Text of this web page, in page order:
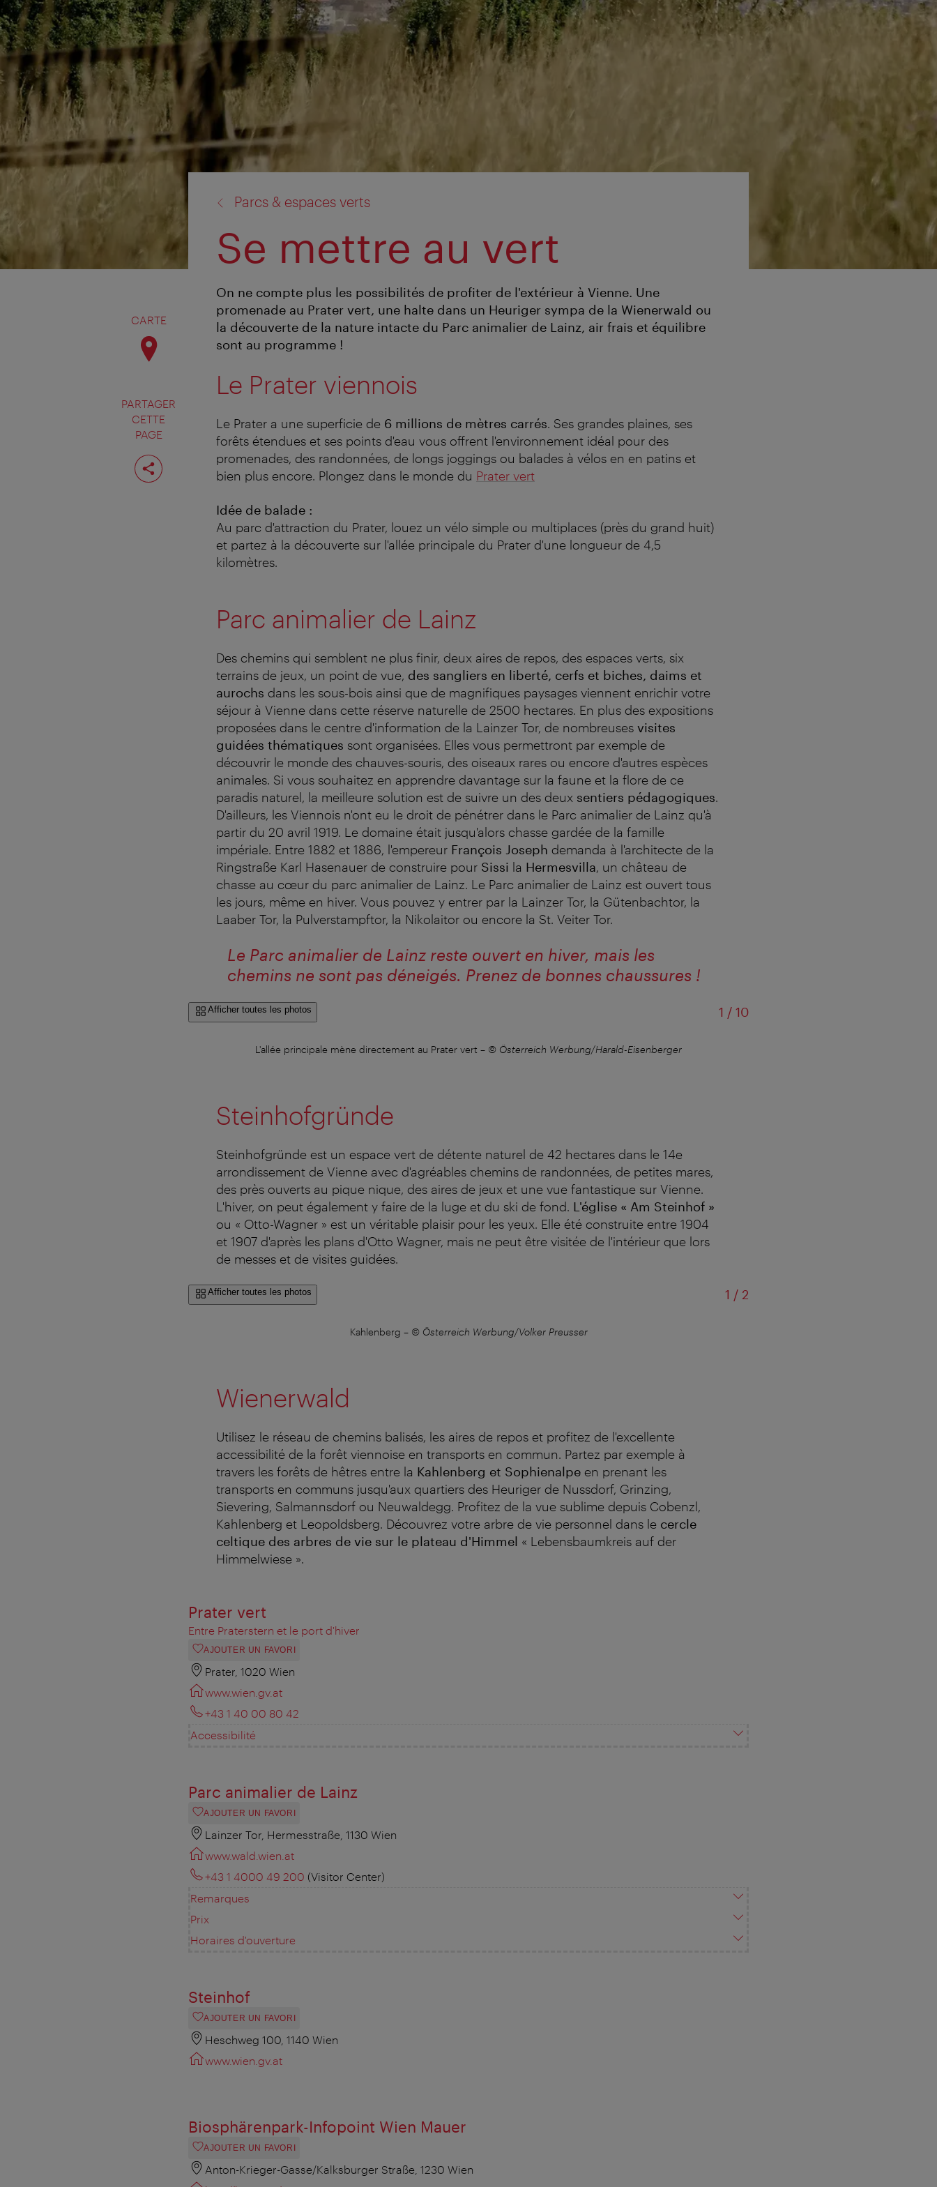
CARTE
PARTAGER
CETTE
PAGE
Partager
cette
page
Parcs & espaces verts
Se mettre au vert
On ne compte plus les possibilités de profiter de l'extérieur à Vienne. Une
promenade au Prater vert, une halte dans un Heuriger sympa de la Wienerwald ou
la découverte de la nature intacte du Parc animalier de Lainz, air frais et équilibre
sont au programme !
Le Prater viennois
Le Prater a une superficie de 6 millions de mètres carrés. Ses grandes plaines, ses
forêts étendues et ses points d'eau vous offrent l'environnement idéal pour des
promenades, des randonnées, de longs joggings ou balades à vélos en en patins et
bien plus encore. Plongez dans le monde du Prater vert
Idée de balade :
Au parc d'attraction du Prater, louez un vélo simple ou multiplaces (près du grand huit)
et partez à la découverte sur l'allée principale du Prater d'une longueur de 4,5
kilomètres.
Parc animalier de Lainz
Des chemins qui semblent ne plus finir, deux aires de repos, des espaces verts, six
terrains de jeux, un point de vue, des sangliers en liberté, cerfs et biches, daims et
aurochs dans les sous-bois ainsi que de magnifiques paysages viennent enrichir votre
séjour à Vienne dans cette réserve naturelle de 2500 hectares. En plus des expositions
proposées dans le centre d'information de la Lainzer Tor, de nombreuses visites
guidées thématiques sont organisées. Elles vous permettront par exemple de
découvrir le monde des chauves-souris, des oiseaux rares ou encore d'autres espèces
animales. Si vous souhaitez en apprendre davantage sur la faune et la flore de ce
paradis naturel, la meilleure solution est de suivre un des deux sentiers pédagogiques.
D'ailleurs, les Viennois n'ont eu le droit de pénétrer dans le Parc animalier de Lainz qu'à
partir du 20 avril 1919. Le domaine était jusqu'alors chasse gardée de la famille
impériale. Entre 1882 et 1886, l'empereur François Joseph demanda à l'architecte de la
Ringstraße Karl Hasenauer de construire pour Sissi la Hermesvilla, un château de
chasse au cœur du parc animalier de Lainz. Le Parc animalier de Lainz est ouvert tous
les jours, même en hiver. Vous pouvez y entrer par la Lainzer Tor, la Gütenbachtor, la
Laaber Tor, la Pulverstampftor, la Nikolaitor ou encore la St. Veiter Tor.
Le Parc animalier de Lainz reste ouvert en hiver, mais les
chemins ne sont pas déneigés. Prenez de bonnes chaussures !
Afficher toutes les photos 1 /sur
10
L'allée principale mène directement au Prater vert – © Österreich Werbung/Harald-Eisenberger
Steinhofgründe
Steinhofgründe est un espace vert de détente naturel de 42 hectares dans le 14e
arrondissement de Vienne avec d'agréables chemins de randonnées, de petites mares,
des près ouverts au pique nique, des aires de jeux et une vue fantastique sur Vienne.
L'hiver, on peut également y faire de la luge et du ski de fond. L'église « Am Steinhof »
ou « Otto-Wagner » est un véritable plaisir pour les yeux. Elle été construite entre 1904
et 1907 d'après les plans d'Otto Wagner, mais ne peut être visitée de l'intérieur que lors
de messes et de visites guidées.
Afficher toutes les photos 1 /sur
2
Kahlenberg – © Österreich Werbung/Volker Preusser
Wienerwald
Utilisez le réseau de chemins balisés, les aires de repos et profitez de l'excellente
accessibilité de la forêt viennoise en transports en commun. Partez par exemple à
travers les forêts de hêtres entre la Kahlenberg et Sophienalpe en prenant les
transports en communs jusqu'aux quartiers des Heuriger de Nussdorf, Grinzing,
Sievering, Salmannsdorf ou Neuwaldegg. Profitez de la vue sublime depuis Cobenzl,
Kahlenberg et Leopoldsberg. Découvrez votre arbre de vie personnel dans le cercle
celtique des arbres de vie sur le plateau d'Himmel « Lebensbaumkreis auf der
Himmelwiese ».
Prater vert
Entre Praterstern et le port d'hiver
AJOUTER UN FAVORI
Prater, 1020 Wien
www.wien.gv.at
+43 1 40 00 80 42
Accessibilité
Parc animalier de Lainz
AJOUTER UN FAVORI
Lainzer Tor, Hermesstraße, 1130 Wien
www.wald.wien.at
+43 1 4000 49 200 (Visitor Center)
Remarques
Prix
Horaires d'ouverture
Steinhof
AJOUTER UN FAVORI
Heschweg 100, 1140 Wien
www.wien.gv.at
Biosphärenpark-Infopoint Wien Mauer
AJOUTER UN FAVORI
Anton-Krieger-Gasse/Kalksburger Straße, 1230 Wien